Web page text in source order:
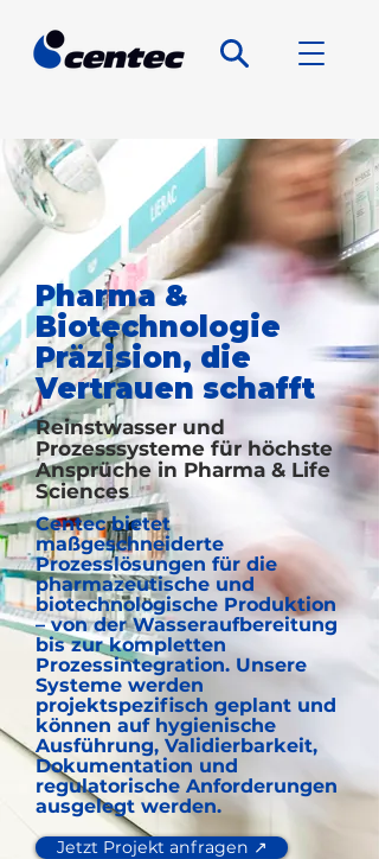
Pharma &
Biotechnologie
Präzision, die
Vertrauen schafft
Reinstwasser und
Prozesssysteme für höchste
Ansprüche in Pharma & Life
Sciences
Centec bietet
maßgeschneiderte
Prozesslösungen für die
pharmazeutische und
biotechnologische Produktion
– von der Wasseraufbereitung
bis zur kompletten
Prozessintegration. Unsere
Systeme werden
projektspezifisch geplant und
können auf hygienische
Ausführung, Validierbarkeit,
Dokumentation und
regulatorische Anforderungen
ausgelegt werden.
Jetzt Projekt anfragen ↗️